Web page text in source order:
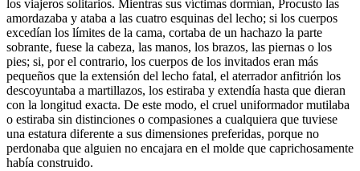
los viajeros solitarios. Mientras sus víctimas dormían, Procusto las
amordazaba y ataba a las cuatro esquinas del lecho; si los cuerpos
excedían los límites de la cama, cortaba de un hachazo la parte
sobrante, fuese la cabeza, las manos, los brazos, las piernas o los
pies; si, por el contrario, los cuerpos de los invitados eran más
pequeños que la extensión del lecho fatal, el aterrador anfitrión los
descoyuntaba a martillazos, los estiraba y extendía hasta que dieran
con la longitud exacta. De este modo, el cruel uniformador mutilaba
o estiraba sin distinciones o compasiones a cualquiera que tuviese
una estatura diferente a sus dimensiones preferidas, porque no
perdonaba que alguien no encajara en el molde que caprichosamente
había construido.